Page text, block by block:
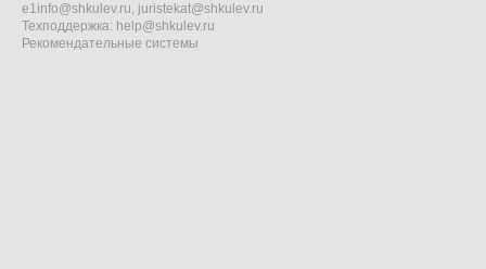
e1info@shkulev.ru, juristekat@shkulev.ru
Техподдержка: help@shkulev.ru
Рекомендательные системы